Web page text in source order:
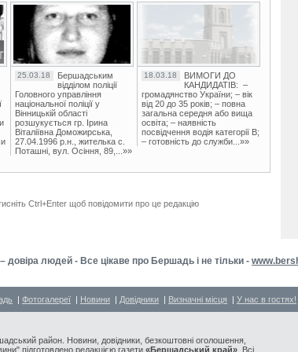
25.03.18
Бершадським
відділом поліції
Головного управління
національної поліції у
Вінницькій області
розшукується гр. Ірина
Віталіївна Доможирська,
27.04.1996 р.н., жителька с.
Поташні, вул. Осіння, 89,...»»
18.03.18
ВИМОГИ ДО
КАНДИДАТІВ: –
громадянство України; – вік
від 20 до 35 років; – повна
загальна середня або вища
освіта; – наявність
посвідчення водія категорії В;
– готовність до служби...»»
Ctrl+Enter щоб повідомити про це редакцію
довіра людей - Все цікаве про Бершадь і не тільки -
| Фотогалереї | Новини | Довідники | Визначні місця | У нас в гостях!
район. Новини, довідники, безкоштовні оголошення,
підготовлено редакцією газети «Бершадський край» . Всі